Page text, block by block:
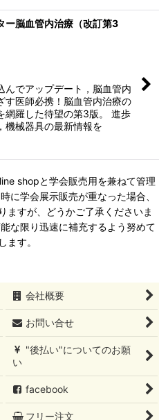
ー脳血管内治療（改訂第3
んでアップデート，脳血管内
す医師必携！脳血管内治療の
網羅した待望の第3版。 進歩
機械器具の最新情報を
shopと学会販売用を兼ねて管理
に学会展示販売が重なった場合、
ますが、どうかご了承くださいま
な限り迅速に補充するよう努めて
ます。
会社概要
お問い合せ
"後払い"についてのお願
い
facebook
フリー注文